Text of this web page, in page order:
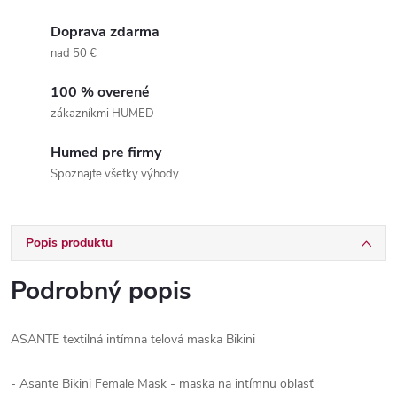
Doprava zdarma
nad 50 €
100 % overené
zákazníkmi HUMED
Humed pre firmy
Spoznajte všetky výhody.
Popis produktu
Podrobný popis
ASANTE textilná intímna telová maska Bikini
- Asante Bikini Female Mask - maska na intímnu oblasť